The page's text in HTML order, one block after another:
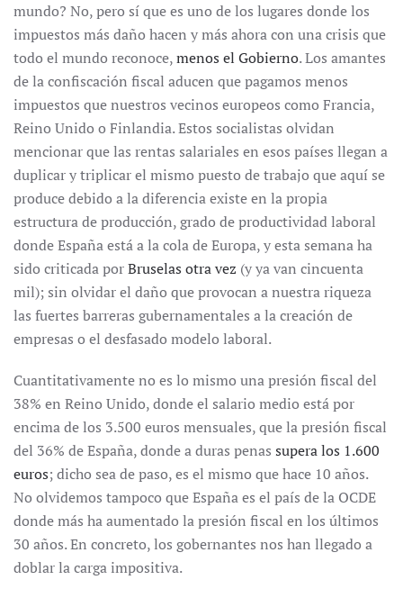
mundo? No, pero sí que es uno de los lugares donde los
impuestos más daño hacen y más ahora con una crisis que
todo el mundo reconoce,menos el Gobierno. Los amantes
de la confiscación fiscal aducen que pagamos menos
impuestos que nuestros vecinos europeos como Francia,
Reino Unido o Finlandia. Estos socialistas olvidan
mencionar que las rentas salariales en esos países llegan a
duplicar y triplicar el mismo puesto de trabajo que aquí se
produce debido a la diferencia existe en la propia
estructura de producción, grado de productividad laboral
donde España está a la cola de Europa, y esta semana ha
sido criticada porBruselas otra vez (y ya van cincuenta
mil); sin olvidar el daño que provocan a nuestra riqueza
las fuertes barreras gubernamentales a la creación de
empresas o el desfasado modelo laboral.
Cuantitativamente no es lo mismo una presión fiscal del
38% en Reino Unido, donde el salario medio está por
encima de los 3.500 euros mensuales, que la presión fiscal
del 36% de España, donde a duras penas supera los 1.600
euros; dicho sea de paso, es el mismo que hace 10 años.
No olvidemos tampoco que España es el país de la OCDE
donde más ha aumentado la presión fiscal en los últimos
30 años. En concreto, los gobernantes nos han llegado a
doblar la carga impositiva.